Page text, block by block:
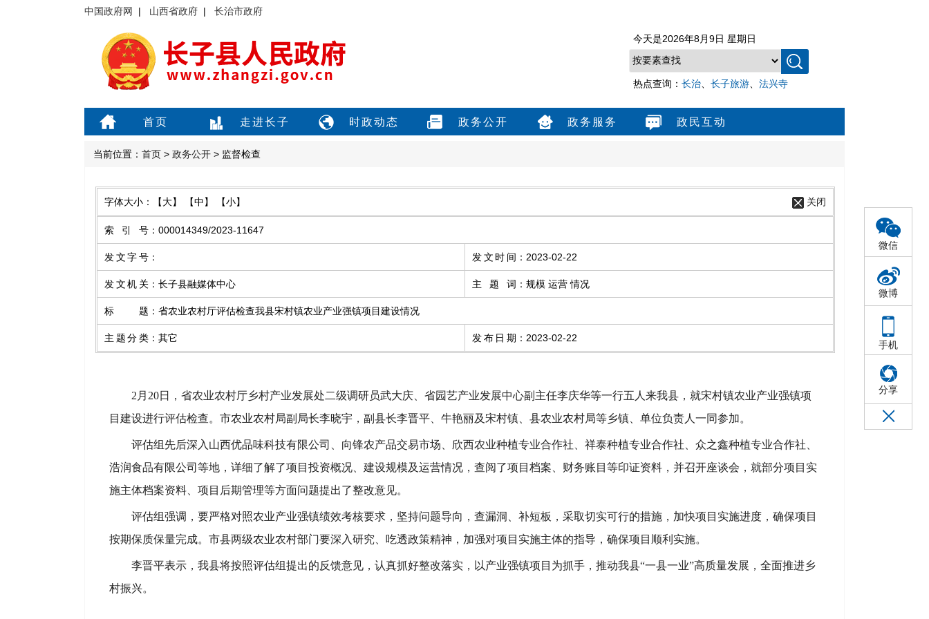
微信
微博
手机
分享
中国政府网 | 山西省政府 | 长治市政府
今天是2026年8月9日 星期日
热点查询： 长治 长子旅游 法兴寺
首页 走进长子 时政动态 政务公开 政务服务 政民互动
当前位置： 首页 > 政务公开 > 监督检查
字体大小： 【大】 【中】 【小】 关闭
索引号 ： 000014349/2023-11647
发文字号 ： 发文时间 ： 2023-02-22
发文机关 ： 长子县融媒体中心 主题词 ： 规模 运营 情况
标题 ： 省农业农村厅评估检查我县宋村镇农业产业强镇项目建设情况
主题分类 ： 其它 发布日期 ： 2023-02-22
2月20日，省农业农村厅乡村产业发展处二级调研员武大庆、省园艺产业发展中心副主任李庆华等一行五人来我县，就宋村镇农业产业强镇项
目建设进行评估检查。市农业农村局副局长李晓宇，副县长李晋平、牛艳丽及宋村镇、县农业农村局等乡镇、单位负责人一同参加。
评估组先后深入山西优品味科技有限公司、向锋农产品交易市场、欣西农业种植专业合作社、祥泰种植专业合作社、众之鑫种植专业合作社、
浩润食品有限公司等地，详细了解了项目投资概况、建设规模及运营情况，查阅了项目档案、财务账目等印证资料，并召开座谈会，就部分项目实
施主体档案资料、项目后期管理等方面问题提出了整改意见。
评估组强调，要严格对照农业产业强镇绩效考核要求，坚持问题导向，查漏洞、补短板，采取切实可行的措施，加快项目实施进度，确保项目
按期保质保量完成。市县两级农业农村部门要深入研究、吃透政策精神，加强对项目实施主体的指导，确保项目顺利实施。
李晋平表示，我县将按照评估组提出的反馈意见，认真抓好整改落实，以产业强镇项目为抓手，推动我县“一县一业”高质量发展，全面推进乡
村振兴。